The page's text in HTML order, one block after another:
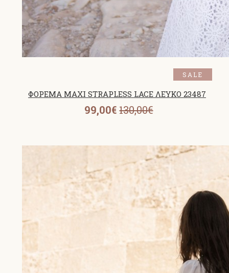
SALE
ΦΟΡΕΜΑ MAXI STRAPLESS LACE ΛΕΥΚΟ 23487
99,00€ 130,00€